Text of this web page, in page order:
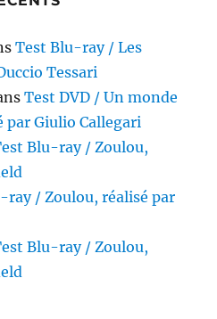
Test Blu-ray / Les
Tessari
Test DVD / Un monde
Giulio Callegari
Blu-ray / Zoulou,
ray / Zoulou, réalisé par
Blu-ray / Zoulou,